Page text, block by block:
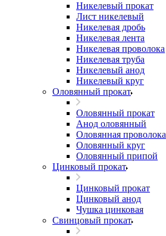
Никелевый прокат
Лист никелевый
Никелевая дробь
Никелевая лента
Никелевая проволока
Никелевая труба
Никелевый анод
Никелевый круг
Оловянный прокат
Оловянный прокат
Анод оловянный
Оловянная проволока
Оловянный круг
Оловянный припой
Цинковый прокат
Цинковый прокат
Цинковый анод
Чушка цинковая
Свинцовый прокат